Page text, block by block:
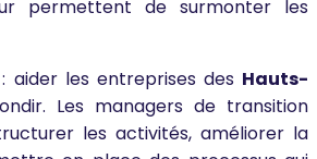
permettent de surmonter les
aider les entreprises des Hauts-
Les managers de transition
les activités, améliorer la